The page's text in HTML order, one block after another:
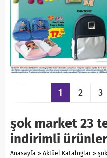
1 2 3
şok market 23
indirimli
Anasayfa » Aktüel Kataloglar »